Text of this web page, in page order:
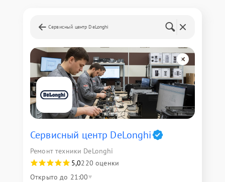
Сервисный центр DeLonghi
Сервисный центр DeLonghi
Ремонт техники DeLonghi
5,0220 оценки
Открыто до 21:00